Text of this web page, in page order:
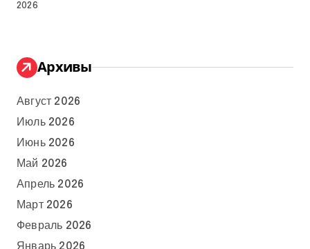
2026
Архивы
Август 2026
Июль 2026
Июнь 2026
Май 2026
Апрель 2026
Март 2026
Февраль 2026
Январь 2026